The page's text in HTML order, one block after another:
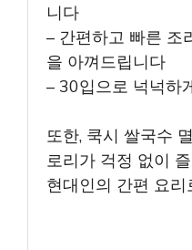
니다
– 간편하고 빠른 조
을 아껴드립니다
– 30입으로 넉넉하
또한, 쿡시 쌀국수
로리가 걱정 없이
현대인의 간편 요